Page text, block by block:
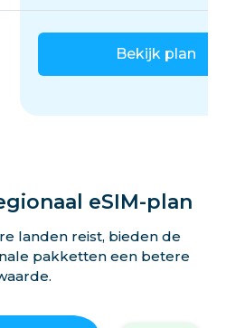
Bekijk plan
eSIM-plan
landen reist, bieden de
pakketten een betere